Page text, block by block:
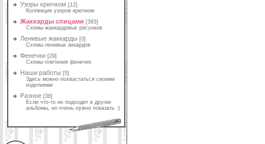
Узоры крючком [12]
Коллекция узоров крючком
Жаккарды спицами [393]
Схемы жаккардовых рисунков
Ленивые жаккарды [0]
Схемы ленивых аккардов
Фенечки [29]
Схемы плетения фенечек
Наши работы [5]
Здесь можно похвастаться своими
изделиями
Разное [36]
Если что-то не подходит в другие
альбомы, но очень нужно показать :)